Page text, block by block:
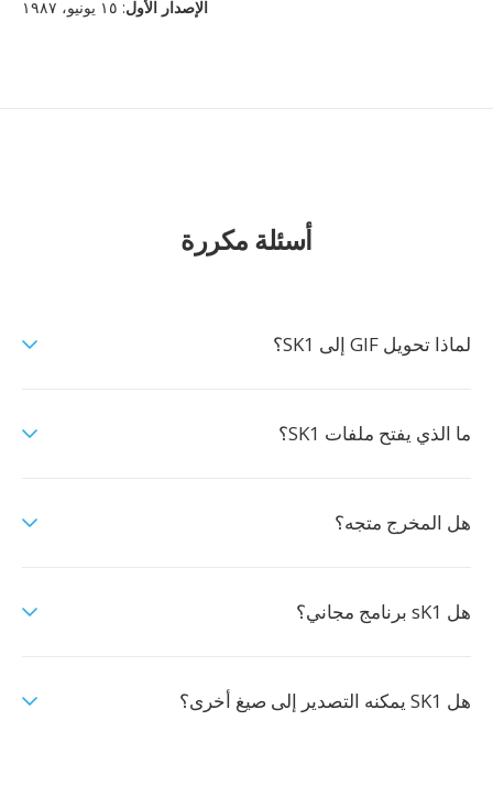
الإصدار الأول: ١٥ يونيو، ١٩٨٧
أسئلة مكررة
لماذا تحويل GIF إلى SK1؟
ما الذي يفتح ملفات SK1؟
هل المخرج متجه؟
هل sK1 برنامج مجاني؟
هل SK1 يمكنه التصدير إلى صيغ أخرى؟